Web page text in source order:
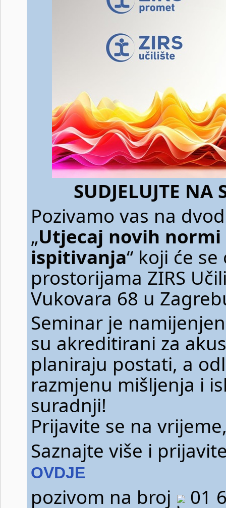
SUDJELUJTE
Pozivamo vas na
„Utjecaj novih
ispitivanja“ koji će
prostorijama ZIRS
Vukovara 68 u
Seminar je
su akreditirani za
planiraju postati, a
razmjenu mišljenja i
suradnji!
Prijavite se na
Saznajte više i
OVDJE
pozivom na broj
01